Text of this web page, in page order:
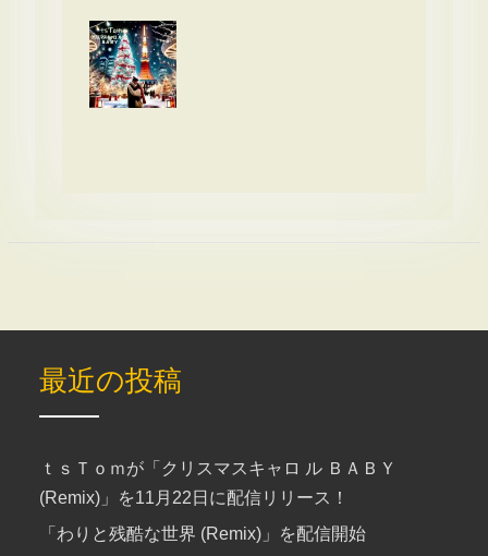
最近の投稿
ｔｓＴｏｍが「クリスマスキャロ ル ＢＡＢＹ
(Remix)」を11月22日に配信リリース！
「わりと残酷な世界 (Remix)」を配信開始